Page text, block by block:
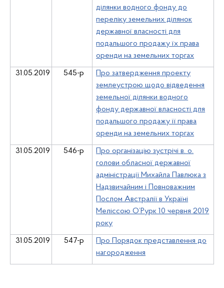
ділянки водного фонду до
переліку земельних ділянок
державної власності для
подальшого продажу їх права
оренди на земельних торгах
31.05.2019 545-р
Про затвердження проекту
землеустрою щодо відведення
земельної ділянки водного
фонду державної власності для
подальшого продажу її права
оренди на земельних торгах
31.05.2019 546-р
Про організацію зустрічі в. о.
голови обласної державної
адміністрації Михайла Павлюка з
Надзвичайним і Повноважним
Послом Австралії в Україні
Меліссою О’Рурк 10 червня 2019
року
31.05.2019 547-р
Про Порядок представлення до
нагородження